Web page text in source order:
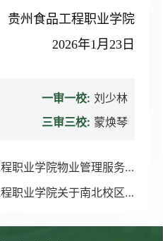
贵州食品工程职业学院
2026年1月23日
一审一校: 刘少林
三审三校: 蒙焕琴
贵州食品工程职业学院物业管理服务项目需求公示
贵州食品工程职业学院关于南北校区一批报废资产竞价处置成交结果的公告